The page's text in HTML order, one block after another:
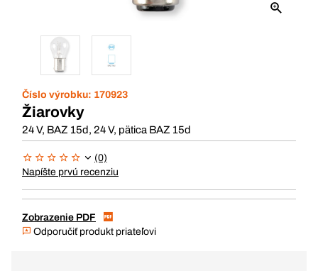
Číslo výrobku: 170923
Žiarovky
24 V, BAZ 15d, 24 V, pätica BAZ 15d
(0)
Napíšte prvú recenziu
Zobrazenie PDF
Odporučiť produkt priateľovi